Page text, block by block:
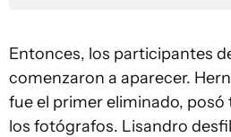
Entonces, los participantes
comenzaron a aparecer.
fue el primer eliminado,
los fotógrafos. Lisandro